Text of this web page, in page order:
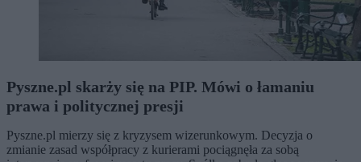
Pyszne.pl skarży się na PIP. Mówi o łamaniu
prawa i politycznej presji
Pyszne.pl mierzy się z kryzysem wizerunkowym. Decyzja o
zmianie zasad współpracy z kurierami pociągnęła za sobą